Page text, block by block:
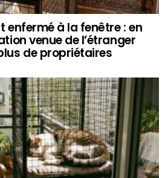
enfermé à la fenêtre : en
venue de l’étranger
de propriétaires